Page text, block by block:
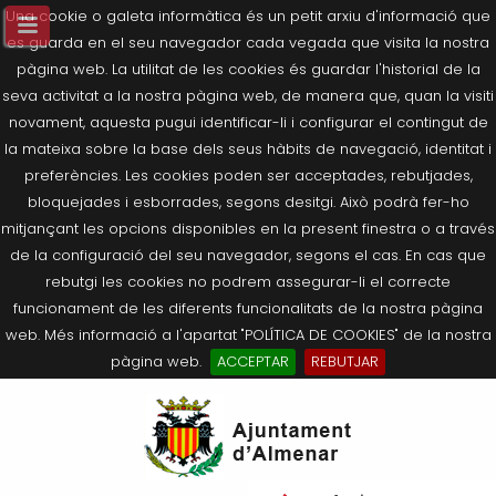
Una cookie o galeta informàtica és un petit arxiu d'informació que
es guarda en el seu navegador cada vegada que visita la nostra
pàgina web. La utilitat de les cookies és guardar l'historial de la
seva activitat a la nostra pàgina web, de manera que, quan la visiti
novament, aquesta pugui identificar-li i configurar el contingut de
la mateixa sobre la base dels seus hàbits de navegació, identitat i
preferències. Les cookies poden ser acceptades, rebutjades,
bloquejades i esborrades, segons desitgi. Això podrà fer-ho
mitjançant les opcions disponibles en la present finestra o a través
de la configuració del seu navegador, segons el cas. En cas que
rebutgi les cookies no podrem assegurar-li el correcte
funcionament de les diferents funcionalitats de la nostra pàgina
web. Més informació a l'apartat "POLÍTICA DE COOKIES" de la nostra
pàgina web.
ACCEPTAR
REBUTJAR
Salutació de l’Alcaldessa
Composició Consistori
Agricultura, Ramaderia i Medi
Què és la Seu Electrònica?
Últimes publicacions